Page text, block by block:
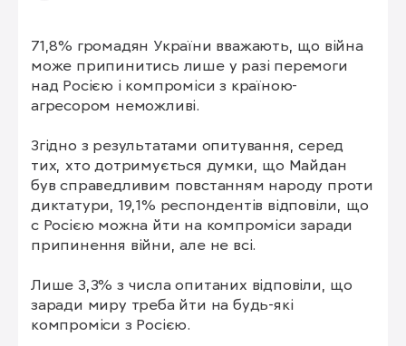
71,8% громадян України вважають, що війна
може припинитись лише у разі перемоги
над Росією і компроміси з країною-
агресором неможливі.
Згідно з результатами опитування, серед
тих, хто дотримується думки, що Майдан
був справедливим повстанням народу проти
диктатури, 19,1% респондентів відповіли, що
с Росією можна йти на компроміси заради
припинення війни, але не всі.
Лише 3,3% з числа опитаних відповіли, що
заради миру треба йти на будь-які
компроміси з Росією.